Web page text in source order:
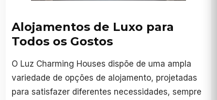
Alojamentos de Luxo para
Todos os Gostos
O Luz Charming Houses dispõe de uma ampla
variedade de opções de alojamento, projetadas
para satisfazer diferentes necessidades, sempre